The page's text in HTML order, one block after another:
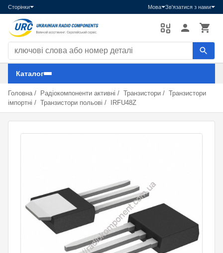
Сторінки Мова Зв'язатися з нами
Пошук компонентів
Каталог
Головна / Радіокомпоненти активні / Транзистори / Транзистори
імпортні / Транзистори польові / IRFU48Z